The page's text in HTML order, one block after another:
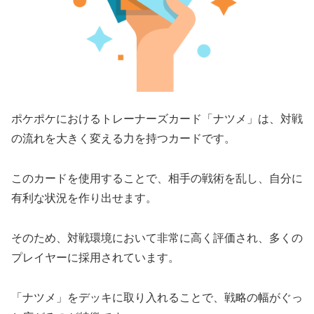
ポケポケにおけるトレーナーズカード「ナツメ」は、対戦
の流れを大きく変える力を持つカードです。
このカードを使用することで、相手の戦術を乱し、自分に
有利な状況を作り出せます。
そのため、対戦環境において非常に高く評価され、多くの
プレイヤーに採用されています。
「ナツメ」をデッキに取り入れることで、戦略の幅がぐっ